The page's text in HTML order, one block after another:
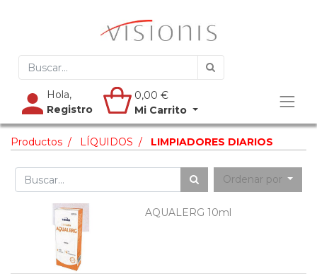
Hola,
Registro
0,00 €
Mi Carrito
Productos LÍQUIDOS LIMPIADORES DIARIOS
Ordenar por
AQUALERG 10ml